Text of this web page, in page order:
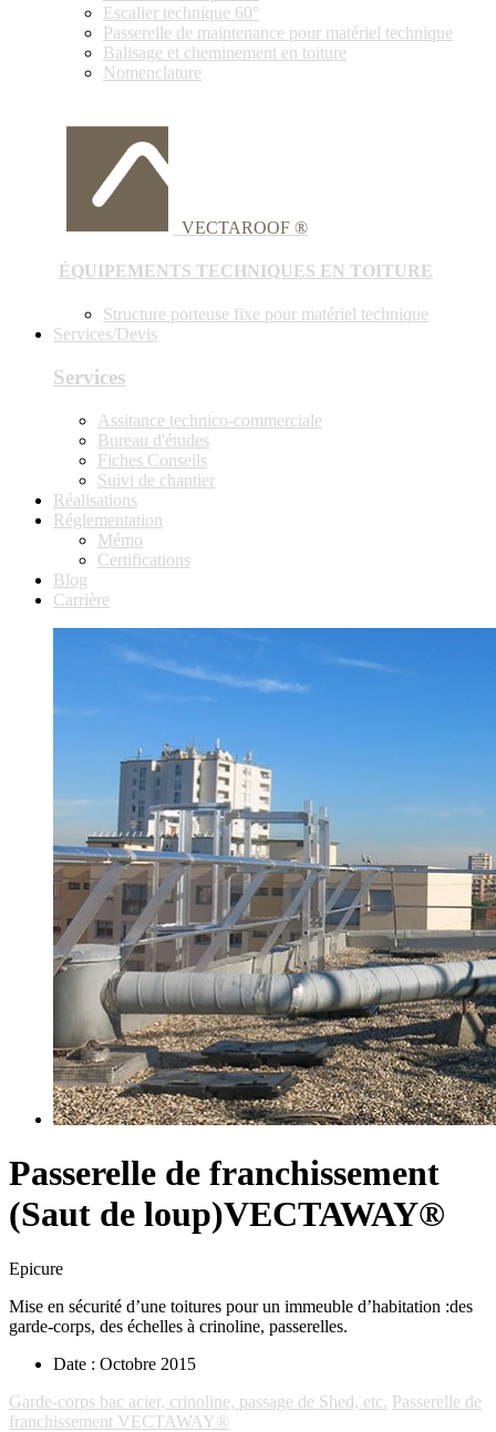
Escalier technique 60°
Passerelle de maintenance pour matériel technique
Balisage et cheminement en toiture
Nomenclature
VECTAROOF ®
ÉQUIPEMENTS TECHNIQUES EN TOITURE
Structure porteuse fixe pour matériel technique
Services/Devis
Services
Assitance technico-commerciale
Bureau d'études
Fiches Conseils
Suivi de chantier
Réalisations
Réglementation
Mémo
Certifications
Blog
Carrière
Passerelle de franchissement
(Saut de loup)VECTAWAY®
Epicure
Mise en sécurité d’une toitures pour un immeuble d’habitation :des
garde-corps, des échelles à crinoline, passerelles.
Date : Octobre 2015
Garde-corps bac acier, crinoline, passage de Shed, etc. Passerelle de
franchissement VECTAWAY®